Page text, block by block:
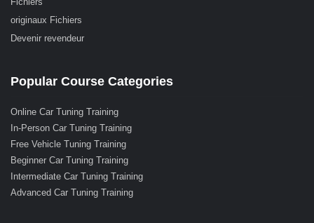
originaux Fichiers
Devenir revendeur
Popular Course Categories
Online Car Tuning Training
In-Person Car Tuning Training
Free Vehicle Tuning Training
Beginner Car Tuning Training
Intermediate Car Tuning Training
Advanced Car Tuning Training